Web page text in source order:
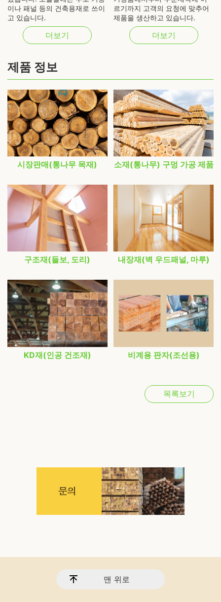
이나 패널 등의 건축용재로 쓰이
고 있습니다.
더보기
르기까지 고객의 요청에 맞추어
제품을 생산하고 있습니다.
더보기
제품 정보
시장판매(통나무 목재) 소재(통나무) 구멍 가공 제품
구조재(들보, 도리) 내장재(벽 우드패널, 마루)
KD재(인공 건조재) 비계용 판자(조선용)
목록보기
맨 위로